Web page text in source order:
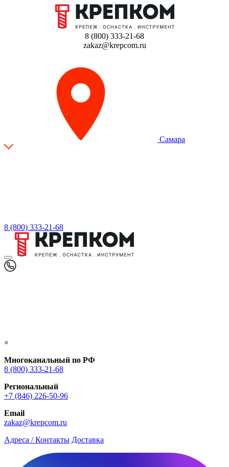
8 (800) 333-21-68
zakaz@krepcom.ru
Самара
8 (800) 333-21-68
×
Многоканальный по РФ
8 (800) 333‑21-68
Региональный
+7 (846) 226-50-96
Email
zakaz@krepcom.ru
Адреса / Контакты Доставка